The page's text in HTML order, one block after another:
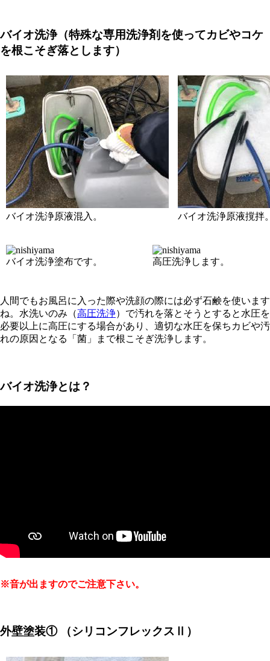
バイオ洗浄（特殊な専用洗浄剤を使ってカビやコケ
を根こそぎ落とします）
バイオ洗浄原液混入。 バイオ洗浄原液撹拌
バイオ洗浄塗布です。 高圧洗浄します。
人間でもお風呂に入った際や洗顔の際には必ず石鹸を使います
ね。水洗いのみ（高圧洗浄）で汚れを落とそうとすると水圧を
必要以上に高圧にする場合があり、適切な水圧を保ちカビや汚
れの原因となる「菌」まで根こそぎ洗浄します。
バイオ洗浄とは？
※音が出ますのでご注意下さい。
外壁塗装① （シリコンフレックスⅡ）